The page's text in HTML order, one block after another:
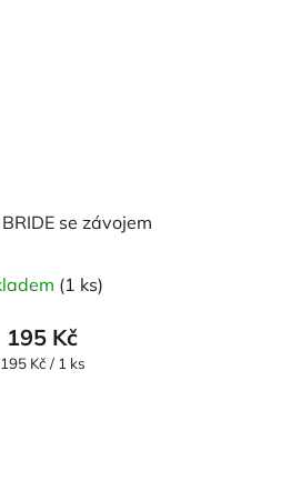
se závojem
(1 ks)
195 Kč
Měrná
195 Kč / 1 ks